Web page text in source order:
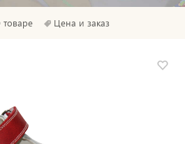
Цена и заказ